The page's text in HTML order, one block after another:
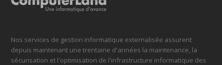
Nos services de gestion informatique externalisée assurent
depuis maintenant une trentaine d'années la maintenance, la
sécurisation et l'optimisation de l'infrastructure informatique des